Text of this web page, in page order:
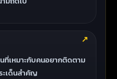
ที่เหมาะกับคนอยากติดตาม
ะเด็นสำคัญ